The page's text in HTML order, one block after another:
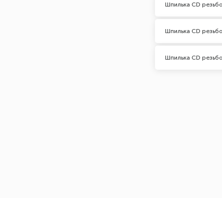
Шпилька CD
Шпилька CD
Шпилька CD